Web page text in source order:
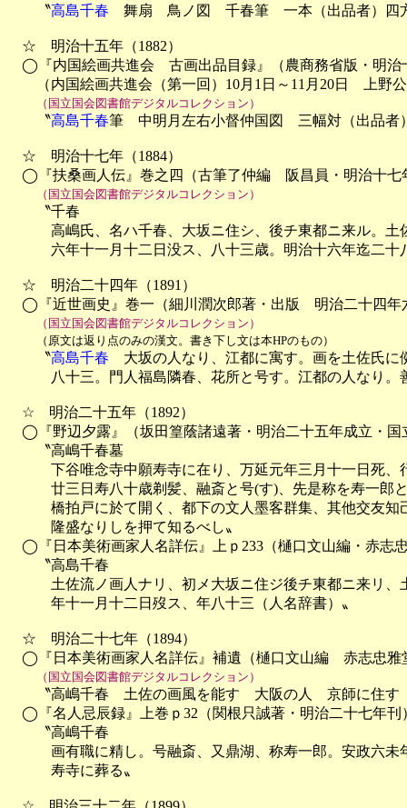
〝高島千春 舞扇　鳥ノ図　千春筆　一本（出品者）四
☆　明治十五年（1882）
◯『内国絵画共進会　古画出品目録』（農商務省版・明治
（内国絵画共進会（第一回）10月1日～11月20日　上野
（国立国会図書館デジタルコレクション）
〝高島千春筆　中明月左右小督仲国図　三幅対（出品者
☆　明治十七年（1884）
◯『扶桑画人伝』巻之四（古筆了仲編　阪昌員・明治十七
（国立国会図書館デジタルコレクション）
〝千春
高嶋氏、名ハ千春、大坂ニ住シ、後チ東都ニ来ル。土
六年十一月十二日没ス、八十三歳。明治十六年迄二十
☆　明治二十四年（1891）
◯『近世画史』巻一（細川潤次郎著・出版　明治二十四年
（国立国会図書館デジタルコレクション）
（原文は返り点のみの漢文。書き下し文は本HPのもの）
〝高島千春 大坂の人なり、江都に寓す。画を土佐氏に
八十三。門人福島隣春、花所と号す。江都の人なり。
☆　明治二十五年（1892）
◯『野辺夕露』（坂田篁蔭諸遠著・明治二十五年成立・国
〝高嶋千春墓
下谷唯念寺中願寿寺に在り、万延元年三月十一日死、
廿三日寿八十歳剃髪、融斎と号(す)、先是称を寿一郎と
橋拍戸に於て開く、都下の文人墨客群集、其他交友知
隆盛なりしを押て知るべし〟
◯『日本美術画家人名詳伝』上ｐ233（樋口文山編・赤志
〝高島千春
土佐流ノ画人ナリ、初メ大坂ニ住ジ後チ東都ニ来リ、
年十一月十二日歿ス、年八十三（人名辞書）〟
☆　明治二十七年（1894）
◯『日本美術画家人名詳伝』補遺（樋口文山編　赤志忠雅
（国立国会図書館デジタルコレクション）
〝高嶋千春　土佐の画風を能す　大阪の人　京師に住す
◯『名人忌辰録』上巻ｐ32（関根只誠著・明治二十七年刊
〝高嶋千春
画有職に精し。号融斎、又鼎湖、称寿一郎。安政六未
寿寺に葬る〟